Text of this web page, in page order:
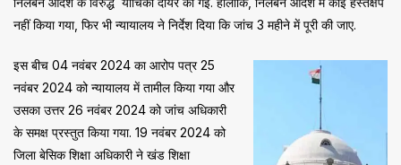
नहीं किया गया, फिर भी न्यायालय ने निर्देश दिया कि जांच 3 महीने में पूरी की जाए.
इस बीच 04 नवंबर 2024 का आरोप पत्र 25
नवंबर 2024 को न्यायालय में तामील किया गया और
उसका उत्तर 26 नवंबर 2024 को जांच अधिकारी
के समक्ष प्रस्तुत किया गया. 19 नवंबर 2024 को
जिला बेसिक शिक्षा अधिकारी ने खंड शिक्षा